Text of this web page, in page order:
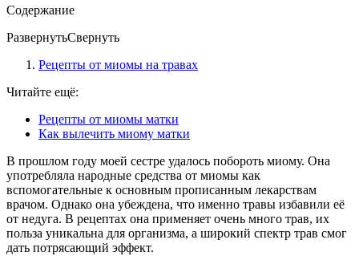
Содержание
РазвернутьСвернуть
Рецепты от миомы на травах
Читайте ещё:
Рецепты от миомы матки
Как вылечить миому матки
В прошлом году моей сестре удалось побороть миому. Она
употребляла народные средства от миомы как
вспомогательные к основным прописанным лекарствам
врачом. Однако она убеждена, что именно травы избавили её
от недуга. В рецептах она применяет очень много трав, их
польза уникальна для организма, а широкий спектр трав смог
дать потрясающий эффект.